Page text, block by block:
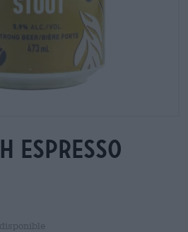
espresso